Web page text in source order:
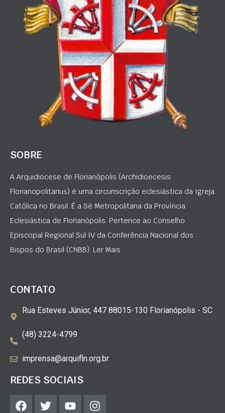
SOBRE
A Arquidiocese de Florianópolis (Archidioecesis
Florianopolitanus) é uma circunscrição eclesiástica da Igreja
Católica no Brasil. É a Sé Metropolitana da Província
Eclesiástica de Florianópolis. Pertence ao Conselho
Episcopal Regional Sul IV da Conferência Nacional dos
Bispos do Brasil (CNBB). Ler Mais
CONTATO
Rua Esteves Júnior, 447 88015-130 Florianópolis - SC
(48) 3224-4799
imprensa@arquifln.org.br
REDES SOCIAIS